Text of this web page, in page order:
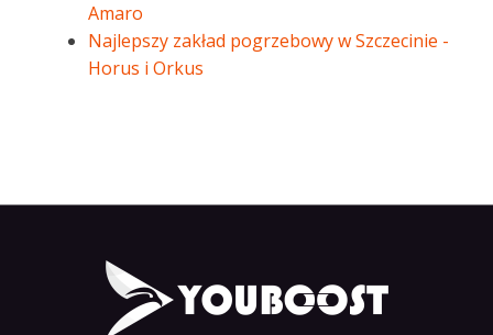
Amaro
Najlepszy zakład pogrzebowy w Szczecinie -
Horus i Orkus